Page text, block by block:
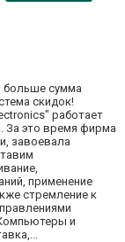
сумма
скидок!
работает
За это время фирма
завоевала
применение
стремление к
и